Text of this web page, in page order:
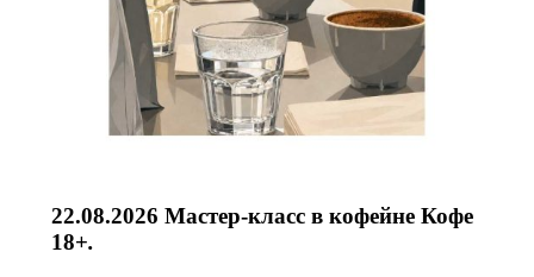
22.08.2026 Мастер-класс в кофейне Кофе
18+.